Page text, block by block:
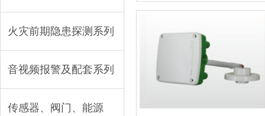
火灾前期隐患探测系列
音视频报警及配套系列
传感器、阀门、能源